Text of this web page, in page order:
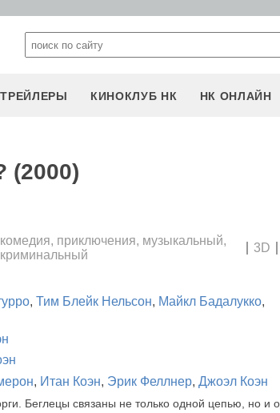
ТРЕЙЛЕРЫ КИНОКЛУБ НК НК ОНЛАЙН
(2000)
комедия, приключения, музыкальный,
криминальный
3D
, Тим Блейк Нельсон, Майкл Бадалукко,
, Итан Коэн, Эрик Феллнер, Джоэл Коэн
Беглецы связаны не только одной цепью, но и